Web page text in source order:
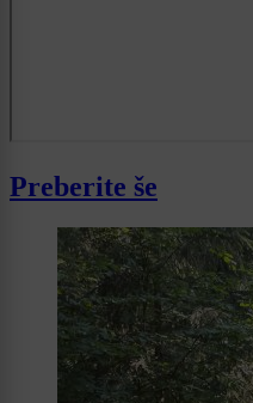
Preberite še